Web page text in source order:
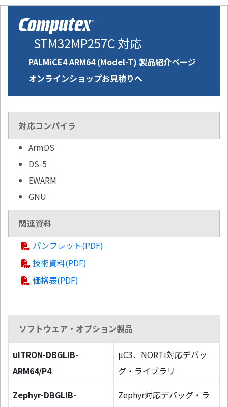
STM32MP257C 対応
PALMiCE4 ARM64 (Model-T) 製品紹介ページ
オンラインショップお見積りへ
対応コンパイラ
ArmDS
DS-5
EWARM
GNU
関連資料
パンフレット(PDF)
技術資料(PDF)
価格表(PDF)
ソフトウェア・オプション製品
uITRON-DBGLIB-
ARM64/P4
µC3、NORTi対応デバッ
グ・ライブラリ
Zephyr-DBGLIB-
Zephyr対応デバッグ・ラ